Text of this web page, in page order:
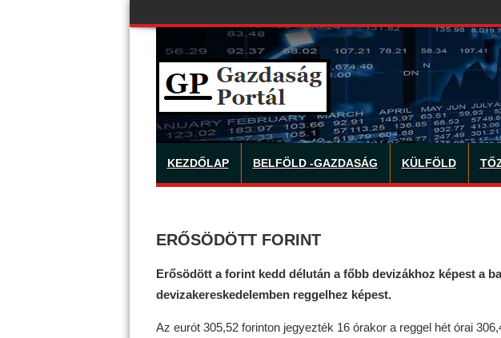
KEZDŐLAP BELFÖLD -GAZDASÁG KÜLFÖLD
ERŐSÖDÖTT FORINT
Erősödött a forint kedd délután a főbb devizákhoz képest a
devizakereskedelemben reggelhez képest.
Az eurót 305,52 forinton jegyezték 16 órakor a reggel hét órai